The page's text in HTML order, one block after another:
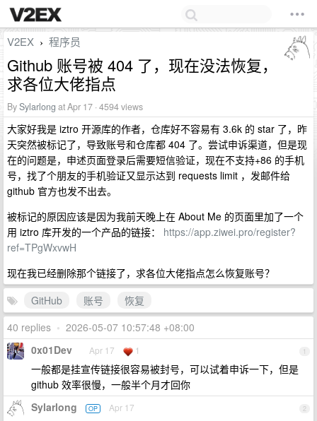
V2EX › 程序员
Github 账号被 404 了，现在没法恢复，
求各位大佬指点
BySylarlong at Apr 17 · 4594 views
大家好我是 iztro 开源库的作者，仓库好不容易有 3.6k 的 star 了，昨
天突然被标记了，导致账号和仓库都 404 了。尝试申诉渠道，但是现
在的问题是，申述页面登录后需要短信验证，现在不支持+86 的手机
号，找了个朋友的手机验证又显示达到 requests limit ，发邮件给
github 官方也发不出去。
被标记的原因应该是因为我前天晚上在 About Me 的页面里加了一个
用 iztro 库开发的一个产品的链接： https://app.ziwei.pro/register?
ref=TPgWxvwH
现在我已经删除那个链接了，求各位大佬指点怎么恢复账号？
GitHub
账号
恢复
40 replies • 2026-05-07 10:57:48 +08:00
1
0x01Dev Apr 17 1
一般都是挂宣传链接很容易被封号，可以试着申诉一下，但是
github 效率很慢，一般半个月才回你
2
Sylarlong OP Apr 17